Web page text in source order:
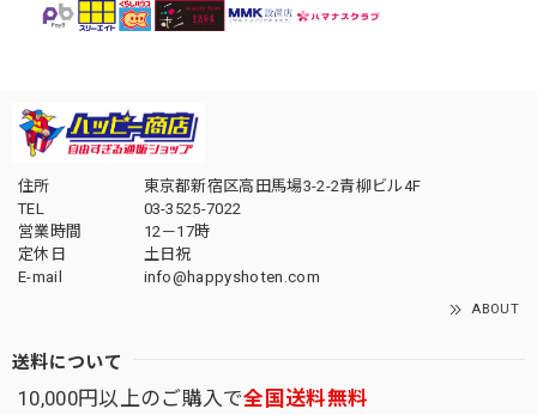
住所
東京都新宿区高田馬場3-2-2青柳ビル4F
TEL
03-3525-7022
営業時間
12－17時
定休日
土日祝
E-mail
info@happyshoten.com
ABOUT
送料について
10,000円以上のご購入で全国送料無料